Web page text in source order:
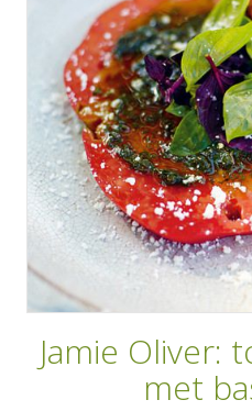
Jamie Oliver:
met